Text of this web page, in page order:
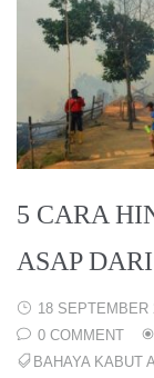
5 CARA
ASAP
18 SEPTEMBER
0 COMMENT
BAHAYA KABUT